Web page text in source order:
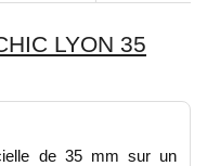
LYON 35
de 35 mm sur un